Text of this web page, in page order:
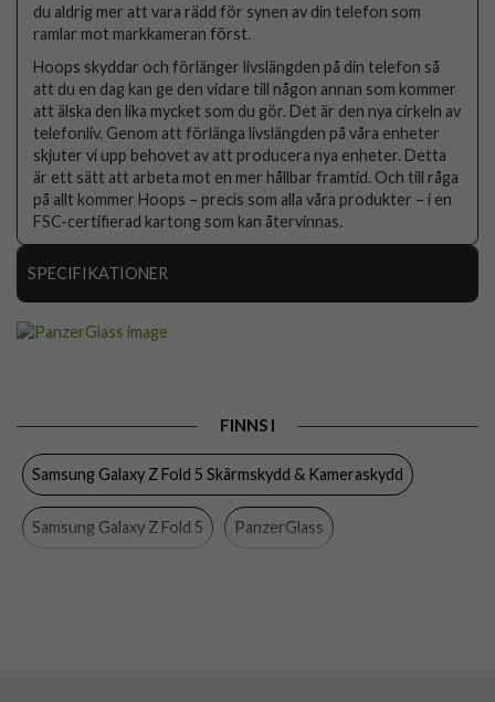
du aldrig mer att vara rädd för synen av din telefon som
ramlar mot markkameran först.
Hoops skyddar och förlänger livslängden på din telefon så
att du en dag kan ge den vidare till någon annan som kommer
att älska den lika mycket som du gör. Det är den nya cirkeln av
telefonliv. Genom att förlänga livslängden på våra enheter
skjuter vi upp behovet av att producera nya enheter. Detta
är ett sätt att arbeta mot en mer hållbar framtid. Och till råga
på allt kommer Hoops – precis som alla våra produkter – i en
FSC-certifierad kartong som kan återvinnas.
SPECIFIKATIONER
Färg Genomskinlig
FINNS I
Samsung Galaxy Z Fold 5 Skärmskydd & Kameraskydd
Samsung Galaxy Z Fold 5 PanzerGlass